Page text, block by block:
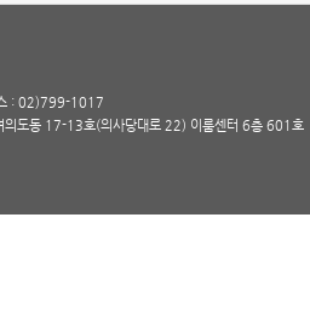
: 02)799-1017
도동 17-13호(의사당대로 22) 이룸센터 6층 601호